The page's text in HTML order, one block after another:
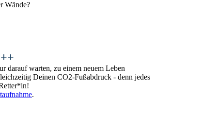
Wände?
darauf warten, zu einem neuem Leben
Deinen CO2-Fußabdruck - denn jedes
.